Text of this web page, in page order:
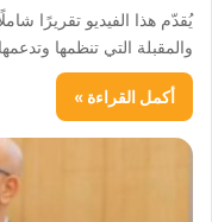
يُقدّم هذا الفيديو تقريرًا
والمقبلة التي تنظمها
أكمل القراءة »